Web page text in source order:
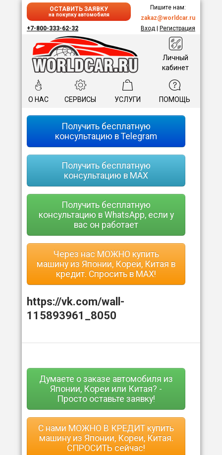
ОСТАВИТЬ ЗАЯВКУ
на покупку автомобиля
Пишите нам:
zakaz@worldcar.ru
+7-800-333-62-32
Вход Регистрация
Личный
кабинет
О НАС СЕРВИСЫ УСЛУГИ ПОМОЩЬ
Получить бесплатную
консультацию в Telegram
Получить бесплатную
консультацию в MAX
Получить бесплатную
консультацию в WhatsApp, если у
вас он работает
Через нас МОЖНО купить
машину из Японии, Кореи, Китая в
кредит. Спросить в MAX!
https://vk.com/wall-
115893961_8050
Думаете о заказе автомобиля из
Японии, Кореи или Китая? -
Просто оставьте заявку!
С нами МОЖНО В КРЕДИТ купить
машину из Японии, Кореи, Китая.
СПРОСИТЬ сейчас!